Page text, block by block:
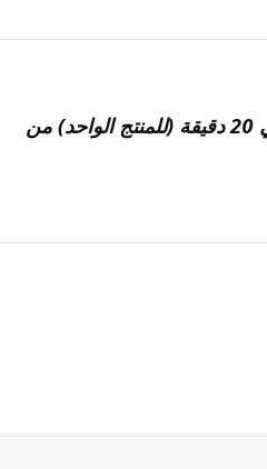
*خدمة التجميع داخل المتجر متاحة الآن لمنتجات مختارة. مدة الخدمة حوالي 20 دقيقة (للمنتج الواحد) من